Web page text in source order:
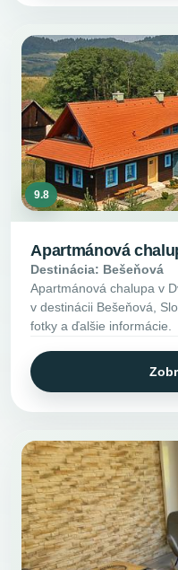
9.8
Apartmánová
Destinácia: Bešeňová
Apartmánová chalupa v
v destinácii Bešeňová,
fotky a ďalšie informácie.